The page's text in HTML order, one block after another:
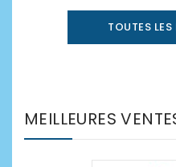
TOUTES
MEILLEURES